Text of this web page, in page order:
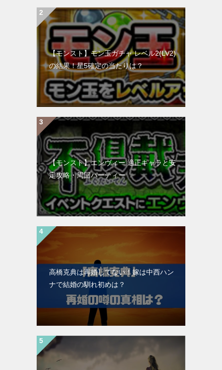
【モンスト】モン玉ガチャ レベル2(LV2)
の結果！星5確定の当たりは？
【モンスト】エンヴィー 適正キャラと安
定攻略・周回パーティー
高橋克典は再婚してない！嫁は中西ハン
ナで結婚の馴れ初めは？